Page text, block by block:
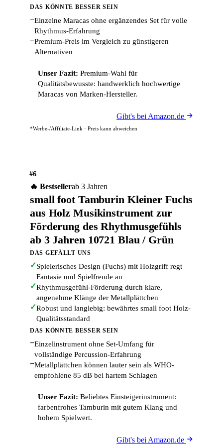
DAS KÖNNTE BESSER SEIN
−Einzelne Maracas ohne ergänzendes Set für volle
Rhythmus-Erfahrung
−Premium-Preis im Vergleich zu günstigeren
Alternativen
Unser Fazit: Premium-Wahl für
Qualitätsbewusste: handwerklich hochwertige
Maracas von Marken-Hersteller.
Gibt's bei Amazon.de
*Werbe-/Affiliate-Link · Preis kann abweichen
#6
🔥 Bestsellerab 3 Jahren
small foot Tamburin Kleiner Fuchs
aus Holz Musikinstrument zur
Förderung des Rhythmusgefühls
ab 3 Jahren 10721 Blau / Grün
DAS GEFÄLLT UNS
✓Spielerisches Design (Fuchs) mit Holzgriff regt
Fantasie und Spielfreude an
✓Rhythmusgefühl-Förderung durch klare,
angenehme Klänge der Metallplättchen
✓Robust und langlebig: bewährtes small foot Holz-
Qualitätsstandard
DAS KÖNNTE BESSER SEIN
−Einzelinstrument ohne Set-Umfang für
vollständige Percussion-Erfahrung
−Metallplättchen können lauter sein als WHO-
empfohlene 85 dB bei hartem Schlagen
Unser Fazit: Beliebtes Einsteigerinstrument:
farbenfrohes Tamburin mit gutem Klang und
hohem Spielwert.
Gibt's bei Amazon.de